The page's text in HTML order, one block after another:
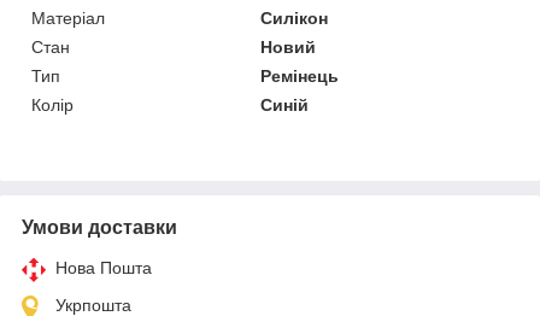
Матеріал
Силікон
Стан
Новий
Тип
Ремінець
Колір
Синій
Умови доставки
Нова Пошта
Укрпошта